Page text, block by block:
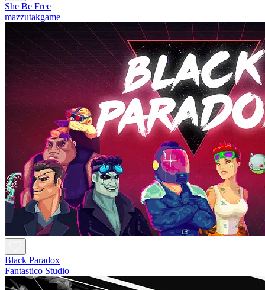
She Be Free
mazzutakgame
Black Paradox
Fantastico Studio